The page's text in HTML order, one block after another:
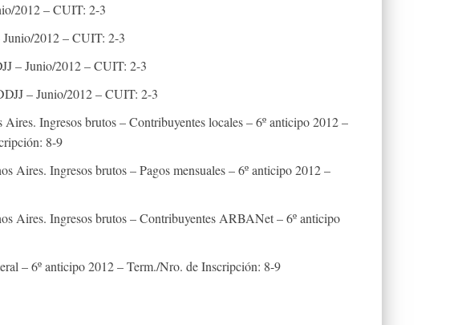
2012 – CUIT: 2-3
2012 – CUIT: 2-3
– Junio/2012 – CUIT: 2-3
– Junio/2012 – CUIT: 2-3
Aires. Ingresos brutos – Contribuyentes locales – 6º anticipo 2012 –
8-9
Aires. Ingresos brutos – Pagos mensuales – 6º anticipo 2012 –
Aires. Ingresos brutos – Contribuyentes ARBANet – 6º anticipo
– 6º anticipo 2012 – Term./Nro. de Inscripción: 8-9